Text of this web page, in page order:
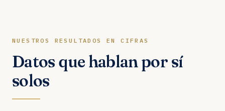
NUESTROS RESULTADOS EN CIFRAS
Datos que hablan por sí
solos